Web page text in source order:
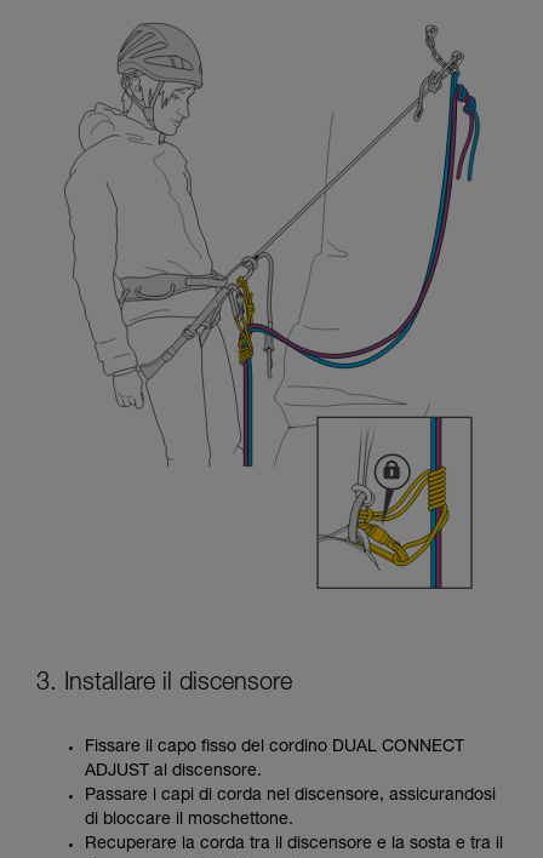
3. Installare il discensore
Fissare il capo fisso del cordino DUAL CONNECT
ADJUST al discensore.
Passare i capi di corda nel discensore, assicurandosi
di bloccare il moschettone.
Recuperare la corda tra il discensore e la sosta e tra il